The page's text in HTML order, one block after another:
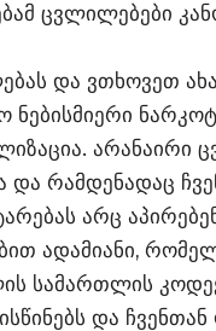
ცვლილებები
და ვთხოვეთ
არანაირი
რამდენადაც
არც
ადამიანი,
სამართლის
და